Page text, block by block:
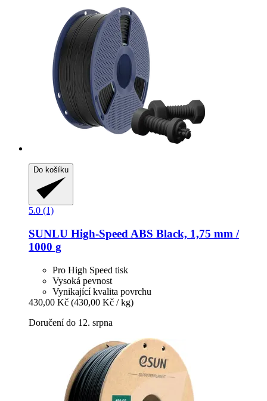
Do košíku
5.0 (1)
SUNLU High-​Speed ABS Black, 1,75 mm /
1000 g
Pro High Speed tisk
Vysoká pevnost
Vynikající kvalita povrchu
430,00 Kč (430,00 Kč / kg)
Doručení do 12. srpna